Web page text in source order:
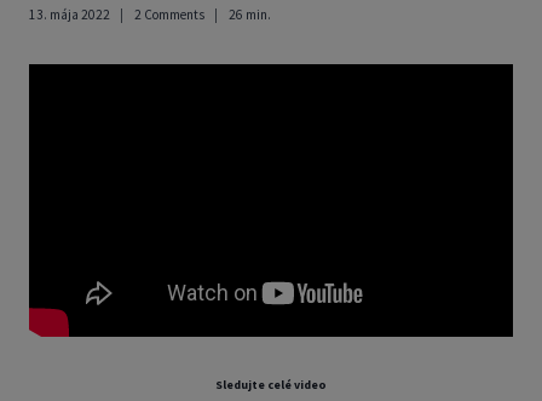
13. mája 2022 2 Comments 26 min.
Sledujte celé video